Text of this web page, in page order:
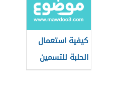
كيفية استعمال
الحلبة للتسمين